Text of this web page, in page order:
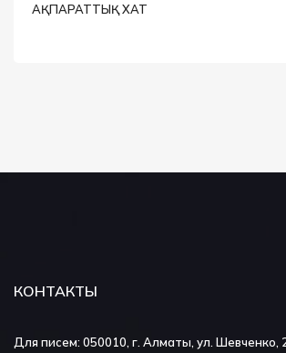
АҚПАРАТТЫҚ ХАТ
КОНТАКТЫ
Для писем: 050010, г. Алматы, ул. Шевченко,